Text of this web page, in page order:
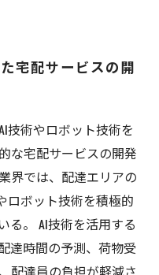
宅配サービスの開
技術やロボット技術を
な宅配サービスの開発
界では、配達エリアの
ロボット技術を積極的
る。 AI技術を活用する
達時間の予測、荷物受
配達員の負担が軽減さ